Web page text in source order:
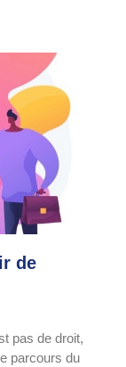
de
pas de droit,
parcours du